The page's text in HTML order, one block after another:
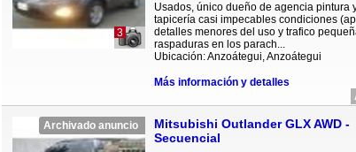
3
Usados, único dueño de agencia pintura
tapicería casi impecables condiciones
detalles menores del uso y trafico
raspaduras en los parach...
Ubicación: Anzoátegui, Anzoátegui
Más información y detalles
Archivado anuncio
Mitsubishi Outlander GLX AWD -
Secuencial